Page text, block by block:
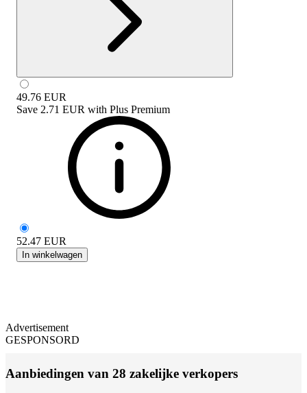
49.76 EUR
Save 2.71 EUR with Plus Premium
52.47 EUR
In winkelwagen
Advertisement
GESPONSORD
Aanbiedingen van 28 zakelijke verkopers